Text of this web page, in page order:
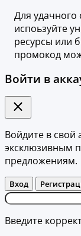
Для удачного
испоьзуйте
ресурсы или
промокод
Войти в
Войдите в свой
эксклюзивным
предложениям.
Вход
Введите